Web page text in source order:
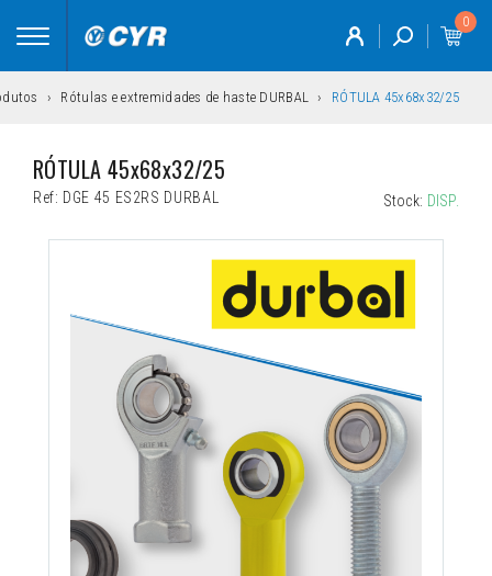
Toggle
0
Rótulas e extremidades de haste DURBAL RÓTULA 45x68x32/25
RÓTULA 45x68x32/25
Ref: DGE 45 ES2RS DURBAL Stock: DISP.